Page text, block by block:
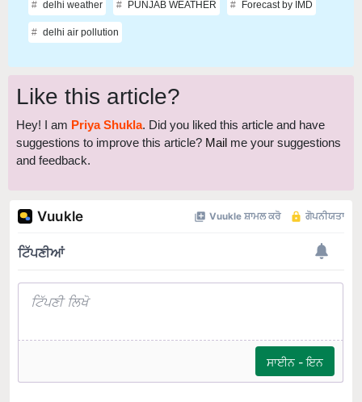
delhi weather PUNJAB WEATHER Forecast by IMD
delhi air pollution
Like this article?
Hey! I am Priya Shukla. Did you liked this article and have
suggestions to improve this article? Mail me your suggestions
and feedback.